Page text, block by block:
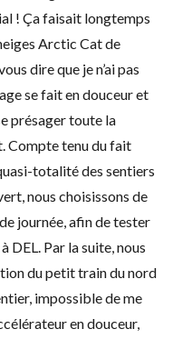
! Ça faisait longtemps
Arctic Cat de
dire que je n’ai pas
se fait en douceur et
présager toute la
Compte tenu du fait
totalité des sentiers
nous choisissons de
journée, afin de tester
DEL. Par la suite, nous
du petit train du nord
impossible de me
en douceur,